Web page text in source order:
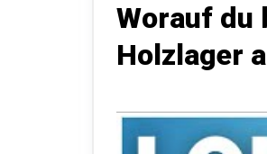
Worauf du
Holzlager